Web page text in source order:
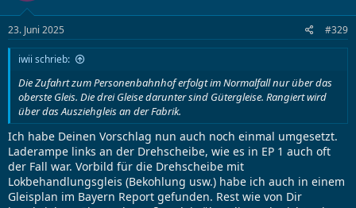
23. Juni 2025 #329
iwii schrieb:
Die Zufahrt zum Personenbahnhof erfolgt im Normalfall nur über das
oberste Gleis. Die drei Gleise darunter sind Gütergleise. Rangiert wird
über das Ausziehgleis an der Fabrik.
Ich habe Deinen Vorschlag nun auch noch einmal umgesetzt.
Laderampe links an der Drehscheibe, wie es in EP 1 auch oft
der Fall war. Vorbild für die Drehscheibe mit
Lokbehandlungsgleis (Bekohlung usw.) habe ich auch in einem
Gleisplan im Bayern Report gefunden. Rest wie von Dir